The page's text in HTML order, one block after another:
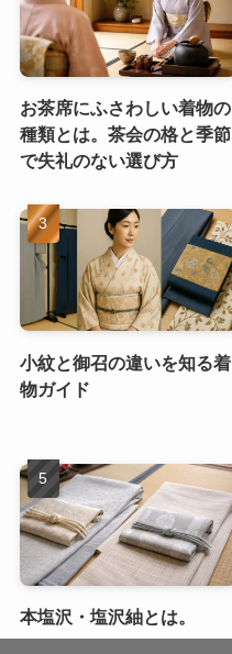
お茶席にふさわしい着物の
種類とは。茶会の格と季節
で失礼のない選び方
小紋と御召の違いを知る着
物ガイド
本塩沢・塩沢紬とは。